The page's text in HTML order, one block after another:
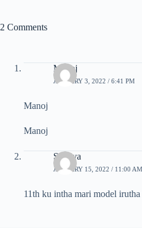
2 Comments
Manoj
JANUARY 3, 2022 / 6:41 PM
Manoj
Manoj
Sathiya
JANUARY 15, 2022 / 11:00 AM
11th ku intha mari model irutha